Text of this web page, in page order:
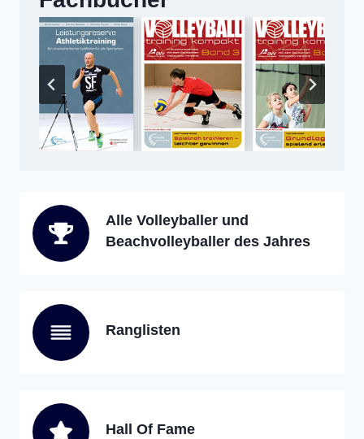
Alle Volleyballer und
Beachvolleyballer des Jahres
Ranglisten
Hall Of Fame